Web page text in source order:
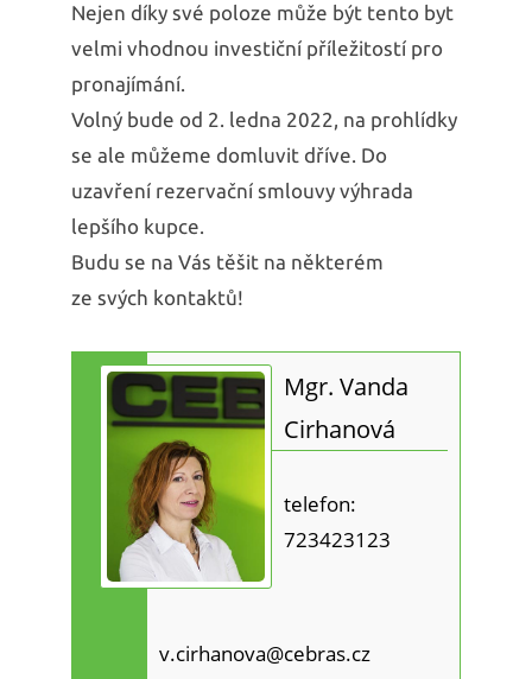
Nejen díky své poloze může být tento byt
velmi vhodnou investiční příležitostí pro
pronajímání.
Volný bude od 2. ledna 2022, na prohlídky
se ale můžeme domluvit dříve. Do
uzavření rezervační smlouvy výhrada
lepšího kupce.
Budu se na Vás těšit na některém
ze svých kontaktů!
Mgr. Vanda
Cirhanová
telefon:
723423123
v.cirhanova@cebras.cz